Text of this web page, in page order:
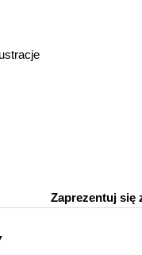
Zaprezentuj się